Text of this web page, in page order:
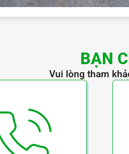
BẠN
Vui lòng tham